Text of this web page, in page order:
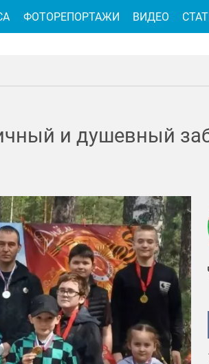
и душевный
ФОТОРЕПОРТАЖИ ВИДЕО